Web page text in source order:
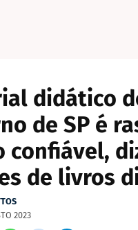
didático
de SP é
confiável,
de livros
2023